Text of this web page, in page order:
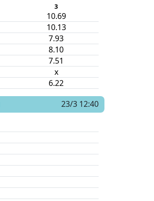
3
10.69
10.13
7.93
8.10
7.51
x
6.22
23/3 12:40